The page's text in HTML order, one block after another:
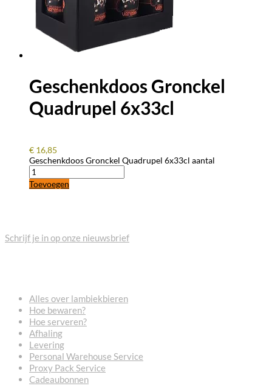
Geschenkdoos Gronckel
Quadrupel 6x33cl
€ 16,85
Geschenkdoos Gronckel Quadrupel 6x33cl aantal
Toevoegen
Schrijf je in op onze nieuwsbrief
Alles over lambiekbieren
Hoe bewaren?
Hoe serveren?
Afhaling
Levering
Personal Warehouse Service
Proxy Pack Service
Cadeaubonnen